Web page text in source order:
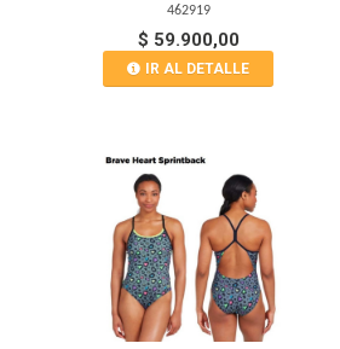
462919
$ 59.900,00
IR AL DETALLE